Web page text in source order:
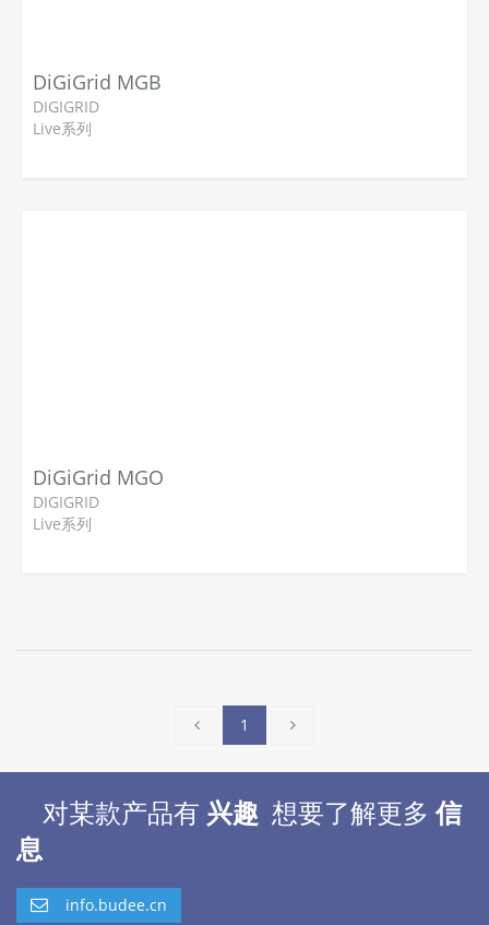
DiGiGrid MGB
DIGIGRID
Live系列
DiGiGrid MGO
DIGIGRID
Live系列
1
对某款产品有 兴趣 想要了解更多信
息
info.budee.cn